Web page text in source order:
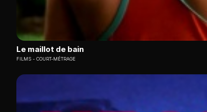
Le maillot de bain
FILMS COURT-MÉTRAGE